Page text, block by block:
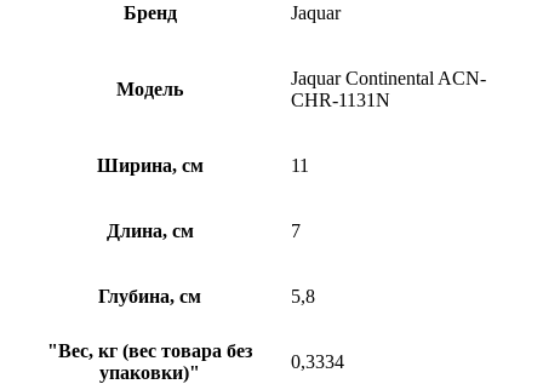
Бренд Jaquar
Модель
Jaquar Continental ACN-
CHR-1131N
Ширина, см 11
Длина, см 7
Глубина, см 5,8
"Вес, кг (вес товара без
упаковки)"
0,3334